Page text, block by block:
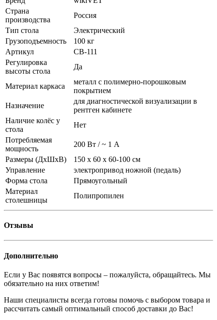
Страна
производства
Россия
Тип стола
Электрический
Грузоподъемность
100 кг
Артикул
СВ-111
Регулировка
высоты стола
Да
Материал каркаса
металл с полимерно-порошковым
покрытием
Назначение
для диагностической визуализации в
рентген кабинете
Наличие колёс у
стола
Нет
Потребляемая
мощность
200 Вт / ~ 1 А
Размеры (ДхШхВ)
150 х 60 х 60-100 см
Управление
электропривод ножной (педаль)
Форма стола
Прямоугольный
Материал
столешницы
Полипропилен
Отзывы
Дополнительно
Если у Вас появятся вопросы – пожалуйста, обращайтесь. Мы
обязательно на них ответим!
Наши специалисты всегда готовы помочь с выбором товара и
рассчитать самый оптимальный способ доставки до Вас!